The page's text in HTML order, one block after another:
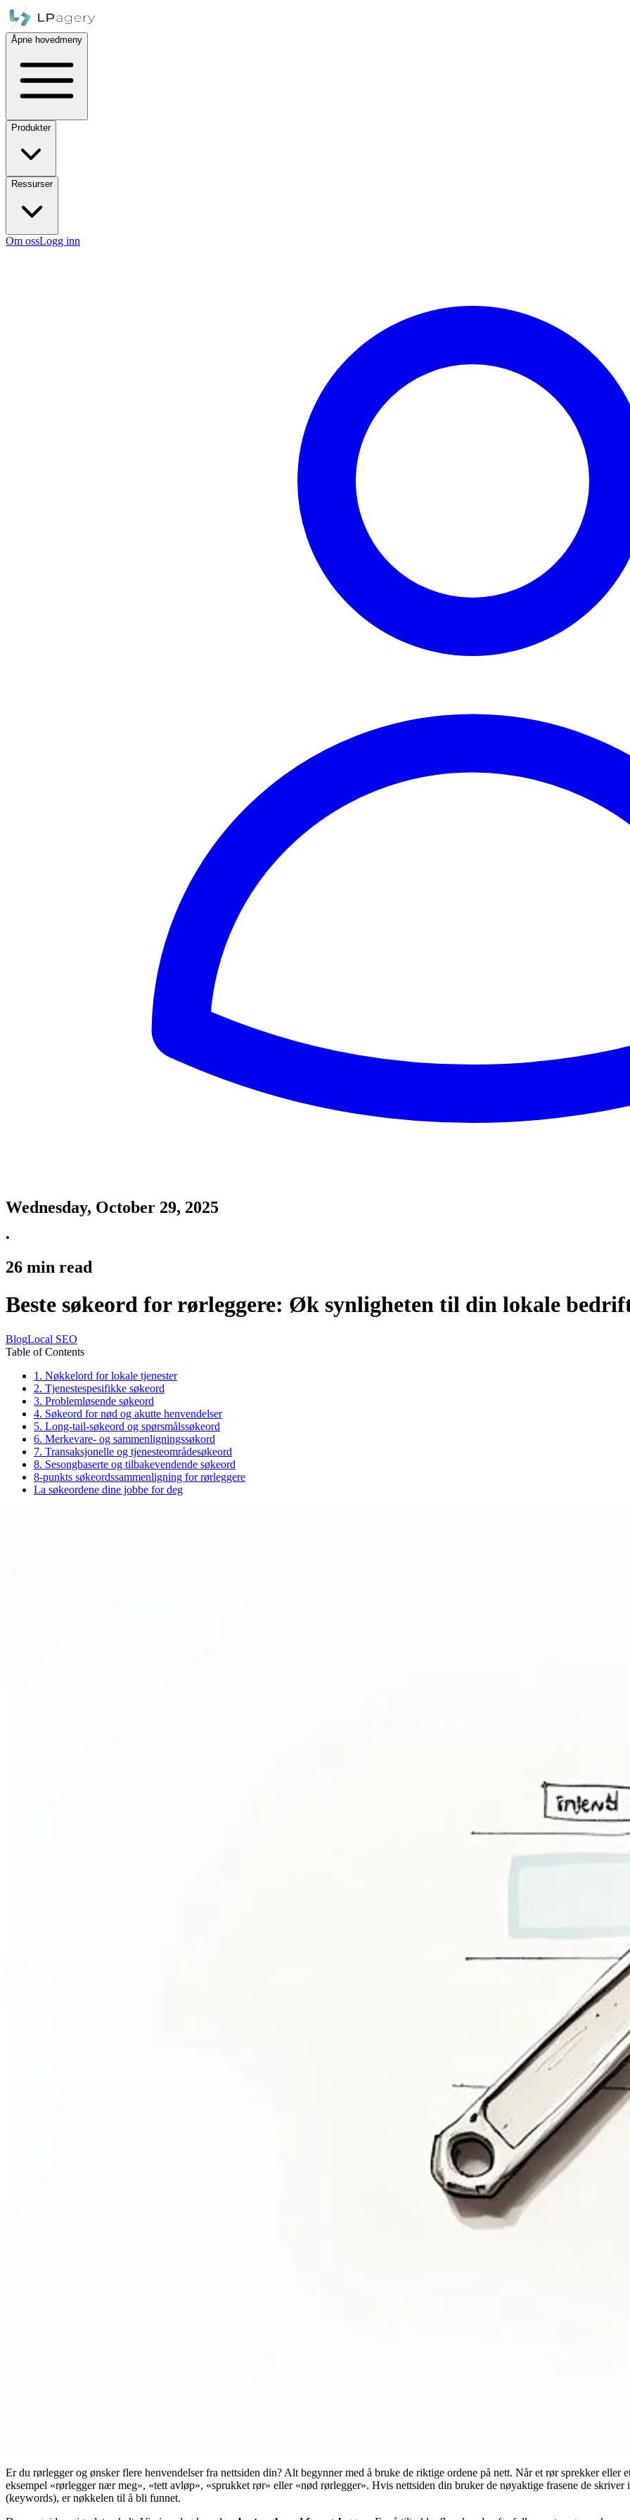
Åpne hovedmeny
Produkter
Ressurser
Om ossLogg inn
Wednesday, October 29, 2025
•
26 min read
Beste søkeord for rørleggere: Øk synligheten til din lokale
BlogLocal SEO
Table of Contents
1. Nøkkelord for lokale tjenester
2. Tjenestespesifikke søkeord
3. Problemløsende søkeord
4. Søkeord for nød og akutte henvendelser
5. Long-tail-søkeord og spørsmålssøkeord
6. Merkevare- og sammenligningssøkord
7. Transaksjonelle og tjenesteområdesøkeord
8. Sesongbaserte og tilbakevendende søkeord
8-punkts søkeordssammenligning for rørleggere
La søkeordene dine jobbe for deg
Er du rørlegger og ønsker flere henvendelser fra nettsiden din? Alt begynner med å bruke de riktige ordene på nett. Når et rør sprekker eller
eksempel «rørlegger nær meg», «tett avløp», «sprukket rør» eller «nød rørlegger». Hvis nettsiden din bruker de nøyaktige frasene de
(keywords), er nøkkelen til å bli funnet.